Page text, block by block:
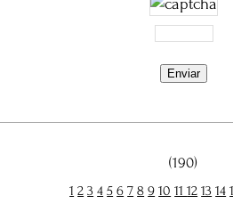
(190)
1 2 3 4 5 6 7 8 9 10 1112 13 14